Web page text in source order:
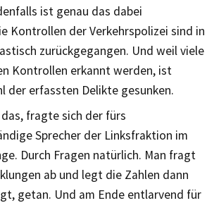
ist genau das dabei
Kontrollen der Verkehrspolizei sind in
zurückgegangen. Und weil viele
Kontrollen erkannt werden, ist
der erfassten Delikte gesunken.
fragte sich der fürs
Sprecher der Linksfraktion im
Durch Fragen natürlich. Man fragt
ab und legt die Zahlen dann
getan. Und am Ende entlarvend für